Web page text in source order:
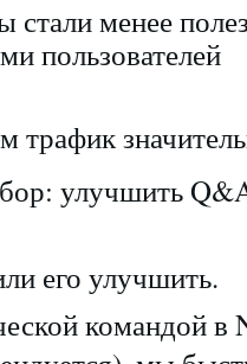
стали менее
пользователей
трафик
улучшить
его улучшить.
командой в